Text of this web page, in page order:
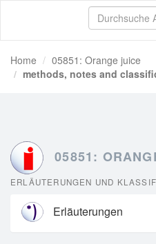
Home
05851: Orange juice
methods, notes and
05851:
ERLÄUTERUNGEN UND
Erläuterungen